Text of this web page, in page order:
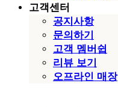
고객센터
공지사항
문의하기
고객 멤버쉽
리뷰 보기
오프라인 매장